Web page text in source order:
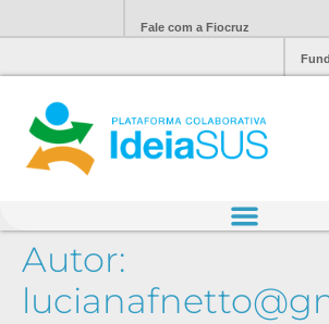
Fale com a Fiocruz
Autor: